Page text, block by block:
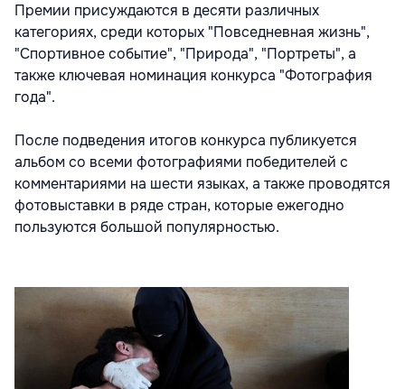
Премии присуждаются в десяти различных
категориях, среди которых "Повседневная жизнь",
"Спортивное событие", "Природа", "Портреты", а
также ключевая номинация конкурса "Фотография
года".
После подведения итогов конкурса публикуется
альбом со всеми фотографиями победителей с
комментариями на шести языках, а также проводятся
фотовыставки в ряде стран, которые ежегодно
пользуются большой популярностью.